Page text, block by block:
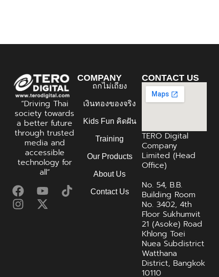
“Driving Thai
society towards
a better future
through trusted
media and
accessible
technology for
all”
COMPANY
ถกไม่เถียง
เงินทองของจริง
Kids Fun คิดฝัน
Training
Our Products
About Us
Contact Us
CONTACT US
TERO Digital
Company
Limited (Head
Office)
No. 54, B.B.
Building Room
No. 3402, 4th
Floor Sukhumvit
21 (Asoke) Road
Khlong Toei
Nuea Subdistrict
Watthana
District, Bangkok
10110